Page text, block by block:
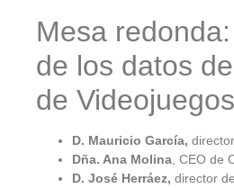
Mesa
de los datos
de
D. Mauricio García,
Dña. Ana Molina , CEO de
D. José Herráez, director